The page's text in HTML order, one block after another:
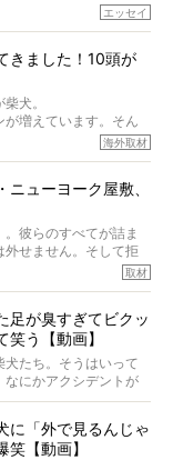
くと、丈夫で病気にも
するのです。
ことはないし、飼い
。
に読んで欲しい、ある
を示すものではありません
エッセイ
きました！10頭が
犬。
が増えています。そん
は、南の楽園ハワイ。
の柴犬たちを取材して
海外取材
ニューヨーク屋敷、
彼らのすべてが詰ま
外せません。そして拒
える”ことも理由のひと
「ニューヨーク」の
ただきました！ イン
取材
足が臭すぎてビクッ
う【動画】
たち。そうはいって
なにかアクシデントが
はありません。全ての
に「外で見るんじゃ
【動画】